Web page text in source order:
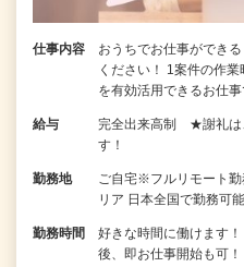
仕事内容
おうちでお仕事ができ
ください！ 1案件の作
を有効活用できるお仕
給与
完全出来高制 ★謝礼は
す！
勤務地
ご自宅※フルリモート
リア 日本全国で勤務可
勤務時間
好きな時間に働けます
後、即お仕事開始も可